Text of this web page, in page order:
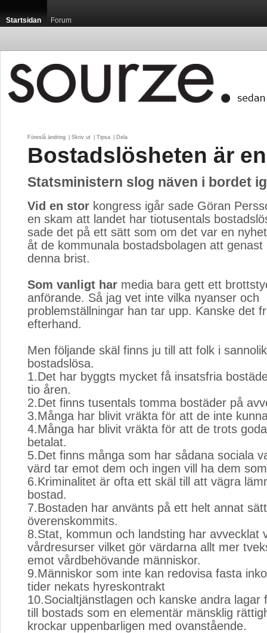
Startsidan Forum
Föreslå ändring Skriv ut Tipsa Dela
Bostadslösheten är
Statsministern slog näven i bordet
Vid en stor kongress igår sade Göran
en skam att landet har tiotusentals
sade det på ett sätt som om det var en
åt de kommunala bostadsbolagen att genast
denna brist.
Som vanligt har media bara gett ett
anförande. Så jag vet inte vilka nyanser och
problemställningar han tar upp. Kanske det
efterhand.
Men följande skäl finns ju till att folk i
bostadslösa.
1.Det har byggts mycket få insatsfria
tio åren.
2.Det finns tusentals tomma bostäder på
3.Många har blivit vräkta för att de inte
4.Många har blivit vräkta för att de trots
betalat.
5.Det finns många som har sådana sociala
värd tar emot dem och ingen vill ha dem
6.Kriminalitet är ofta ett skäl till att vägra
bostad.
7.Bostaden har använts på ett helt annat
överenskommits.
8.Stat, kommun och landsting har avvecklat
vårdresurser vilket gör värdarna allt mer
emot vårdbehövande människor.
9.Människor som inte kan redovisa fasta
tider nekats hyreskontrakt
10.Socialtjänstlagen och kanske andra lagar
till bostads som en elementär mänsklig
krockar uppenbarligen med ovanstående.